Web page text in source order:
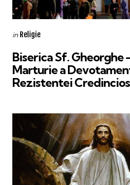
Categories
Posted
in Religie
Biserica Sf. Gheorghe
Marturie a
Rezistentei